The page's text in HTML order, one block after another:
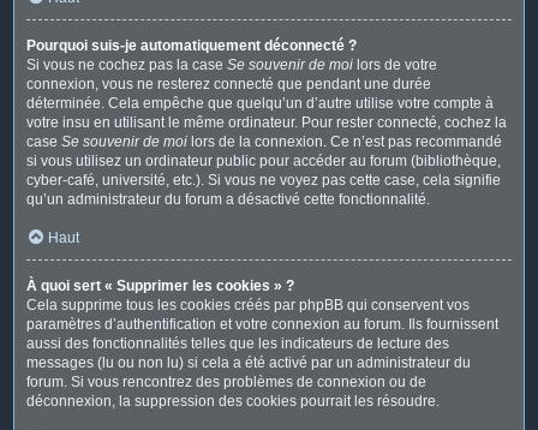
Pourquoi suis-je automatiquement déconnecté ?
Si vous ne cochez pas la case Se souvenir de moi lors de votre
connexion, vous ne resterez connecté que pendant une durée
déterminée. Cela empêche que quelqu’un d’autre utilise votre compte à
votre insu en utilisant le même ordinateur. Pour rester connecté, cochez la
case Se souvenir de moi lors de la connexion. Ce n’est pas recommandé
si vous utilisez un ordinateur public pour accéder au forum (bibliothèque,
cyber-café, université, etc.). Si vous ne voyez pas cette case, cela signifie
qu’un administrateur du forum a désactivé cette fonctionnalité.
Haut
À quoi sert « Supprimer les cookies » ?
Cela supprime tous les cookies créés par phpBB qui conservent vos
paramètres d’authentification et votre connexion au forum. Ils fournissent
aussi des fonctionnalités telles que les indicateurs de lecture des
messages (lu ou non lu) si cela a été activé par un administrateur du
forum. Si vous rencontrez des problèmes de connexion ou de
déconnexion, la suppression des cookies pourrait les résoudre.